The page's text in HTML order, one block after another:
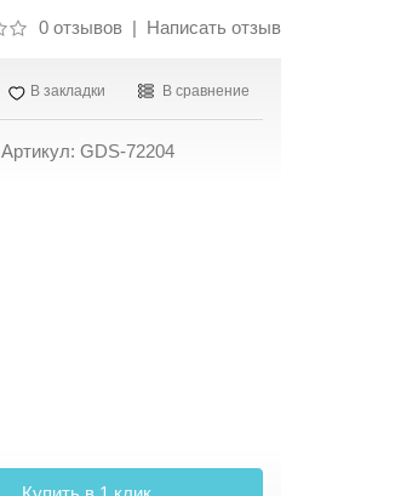
0 отзывов| Написать отзыв
В закладки В сравнение
Артикул: GDS-72204